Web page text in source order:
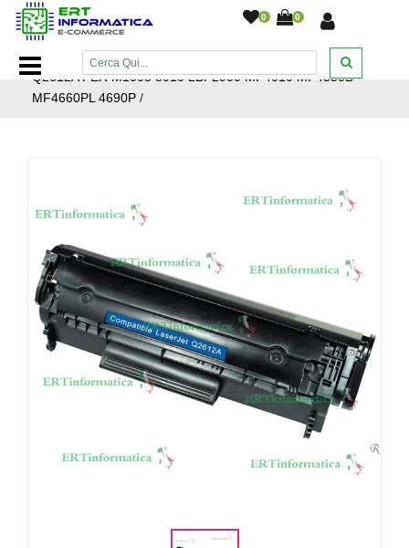
0 0
Home Page/Toner/HP/TONER COMPATIBILE HP
Q2612A PER M1005 3010 LBP2900 MF4010 MF4350D
MF4660PL 4690P /